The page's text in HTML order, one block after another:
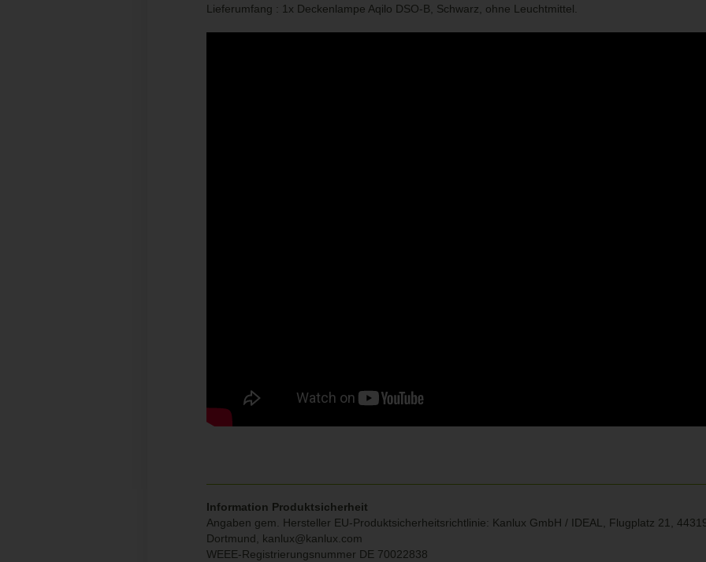
Lieferumfang : 1x Deckenlampe Aqilo DSO-B, Schwarz, ohne Leuchtmittel.
Information Produktsicherheit
Angaben gem. Hersteller EU-Produktsicherheitsrichtlinie: Kanlux GmbH / IDEAL, Flugplatz 21,
Dortmund, kanlux@kanlux.com
WEEE-Registrierungsnummer DE 70022838